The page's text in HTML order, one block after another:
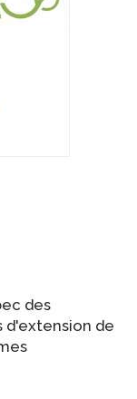
des
d'extension de